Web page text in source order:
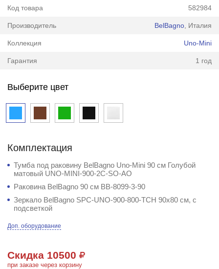
Код товара 582984
Производитель BelBagno , Италия
Коллекция Uno-Mini
Гарантия 1 год
Выберите цвет
Комплектация
Тумба под раковину BelBagno Uno-Mini 90 см Голубой
матовый UNO-MINI-900-2C-SO-AO
Раковина BelBagno 90 см BB-8099-3-90
Зеркало BelBagno SPC-UNO-900-800-TCH 90x80 см, с
подсветкой
Доп. оборудование
Скидка 10500
при заказе через корзину